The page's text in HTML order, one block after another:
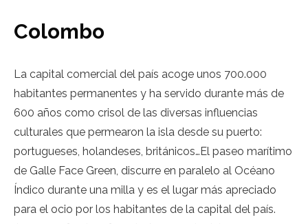
Colombo
La capital comercial del país acoge unos 700.000
habitantes permanentes y ha servido durante más de
600 años como crisol de las diversas influencias
culturales que permearon la isla desde su puerto:
portugueses, holandeses, británicos…El paseo marítimo
de Galle Face Green, discurre en paralelo al Océano
Índico durante una milla y es el lugar más apreciado
para el ocio por los habitantes de la capital del país.